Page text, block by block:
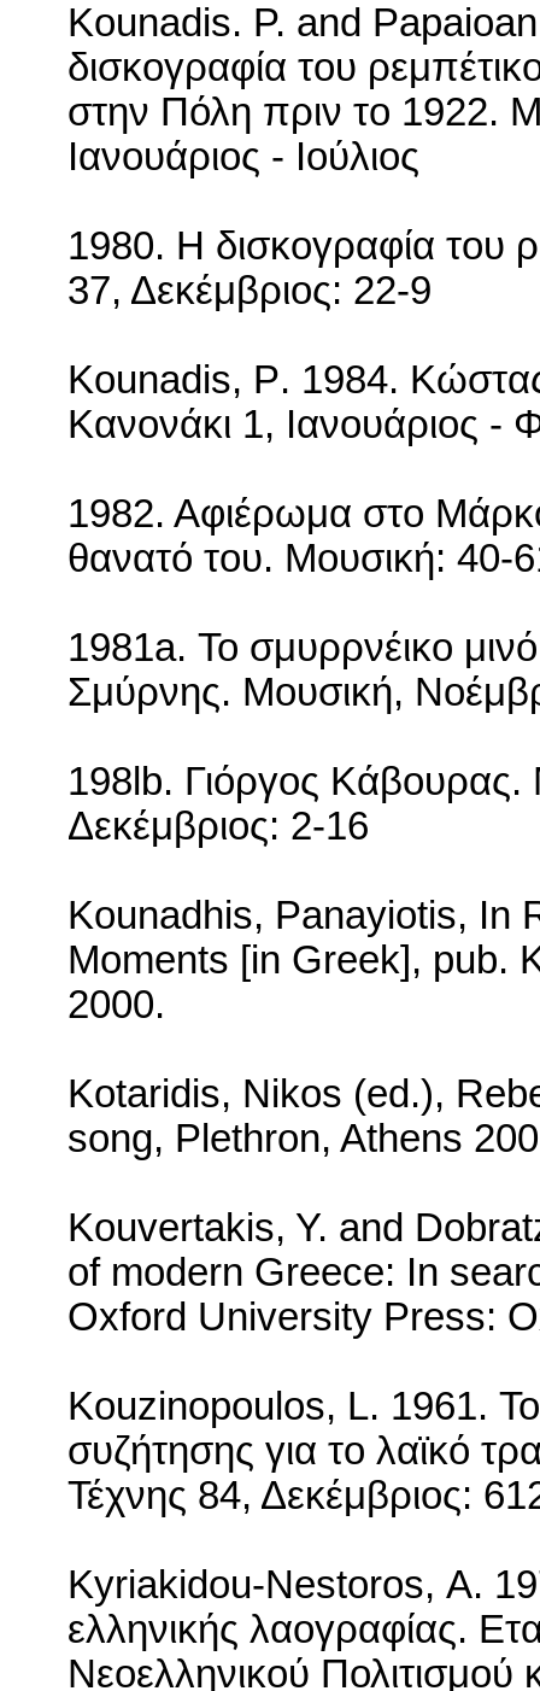
Kounadis. P. and
δισκογραφία του
στην Πόλη πριν το 1922.
Ιανουάριος - Ιούλιος
1980. Η δισκογραφία του
37, Δεκέμβριος: 22-9
Kounadis, P. 1984.
Κανονάκι 1, Ιανουάριος -
1982. Αφιέρωμα στο
θανατό του. Μουσική: 40-
1981a. Το σμυρρνέικο
Σμύρνης. Μουσική,
198 lb. Γιόργος Κάβουρας.
Δεκέμβριος: 2-16
Kounadhis, Panayiotis, In
Moments [in Greek], pub.
2000.
Kotaridis, Nikos (ed.),
song, Plethron, Athens
Kouvertakis, Y. and
of modern Greece: In
Oxford University Press:
Kouzinopoulos, L. 1961.
συζήτησης για το λαϊκό
Τέχνης 84, Δεκέμβριος:
Κyriakidou-Nestoros, A.
ελληνικής λαογραφίας.
Νεοελληνικού Πολιτισμού